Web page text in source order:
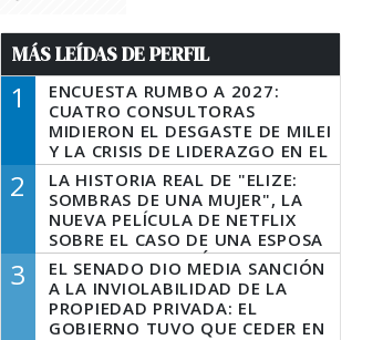
MÁS LEÍDAS DE PERFIL
1
ENCUESTA RUMBO A 2027:
CUATRO CONSULTORAS
MIDIERON EL DESGASTE DE MILEI
Y LA CRISIS DE LIDERAZGO EN EL
PERONISMO
2
LA HISTORIA REAL DE "ELIZE:
SOMBRAS DE UNA MUJER", LA
NUEVA PELÍCULA DE NETFLIX
SOBRE EL CASO DE UNA ESPOSA
QUE DESCUARTIZÓ A SU
MARIDO
3
EL SENADO DIO MEDIA SANCIÓN
A LA INVIOLABILIDAD DE LA
PROPIEDAD PRIVADA: EL
GOBIERNO TUVO QUE CEDER EN